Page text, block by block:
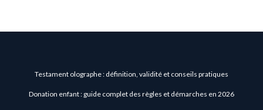
Testament olographe : définition, validité et conseils pratiques
Donation enfant : guide complet des règles et démarches en 2026